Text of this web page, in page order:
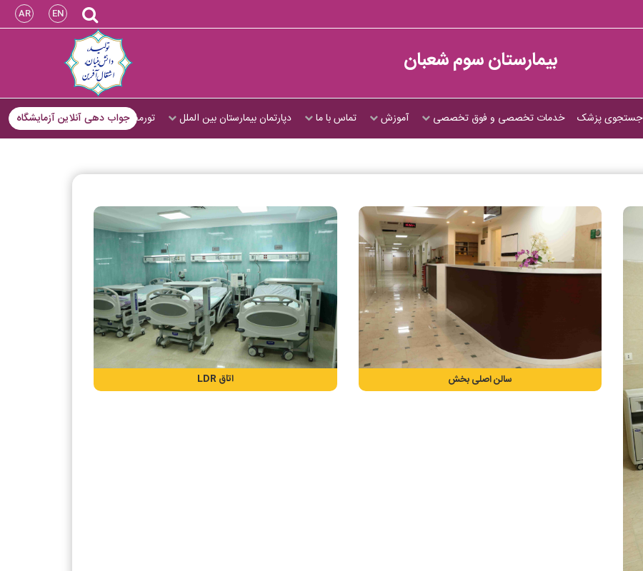
EN
AR
بیمارستان سوم شعبان
جستجوی پزشک خدمات تخصصی و فوق تخصصی آموزش تماس با ما دپارتمان بیمارستان بین الملل تورمجازیجواب دهی آنلاین آزمایشگاه
سالن اصلی بخش اتاق LDR